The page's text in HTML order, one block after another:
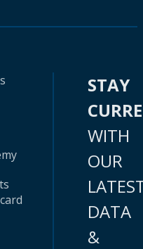
STAY
WITH
OUR
DATA
&